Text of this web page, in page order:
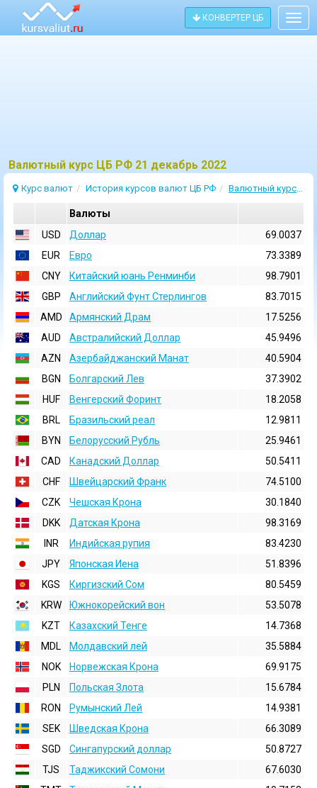
КОНВЕРТЕР ЦБ
Bалютный курс ЦБ РФ 21 декабрь 2022
Курс валют История курсов валют ЦБ РФ Валютный курс 21 Декабрь 2022
Валюты
USD
Доллар
69.0037
EUR
Евро
73.3389
CNY
Китайский юань Ренминби
98.7901
GBP
Английский Фунт Стерлингов
83.7015
AMD
Армянский Драм
17.5256
AUD
Австралийский Доллар
45.9496
AZN
Азербайджанский Манат
40.5904
BGN
Болгарский Лев
37.3902
HUF
Венгерский Форинт
18.2058
BRL
Бразильский реал
12.9811
BYN
Белорусский Рубль
25.9461
CAD
Канадский Доллар
50.5411
CHF
Швейцарский Франк
74.5100
CZK
Чешская Крона
30.1840
DKK
Датская Крона
98.3169
INR
Индийская pупия
83.4230
JPY
Японская Иена
51.8396
KGS
Киргизский Сом
80.5459
KRW
Южнокорейский вон
53.5078
KZT
Казахский Тенге
14.7368
MDL
Молдавский лей
35.5884
NOK
Норвежская Крона
69.9175
PLN
Польская Злота
15.6784
RON
Румынский Лей
14.9381
SEK
Шведская Крона
66.3089
SGD
Сингапурский доллар
50.8727
TJS
Таджикский Сомони
67.6030